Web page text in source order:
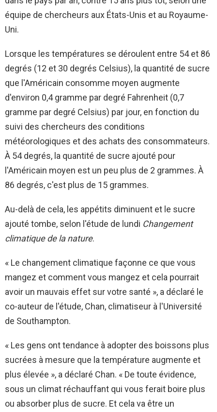
équipe de chercheurs aux États-Unis et au Royaume-
Uni.
Lorsque les températures se déroulent entre 54 et 86
degrés (12 et 30 degrés Celsius), la quantité de sucre
que l'Américain consomme moyen augmente
d'environ 0,4 gramme par degré Fahrenheit (0,7
gramme par degré Celsius) par jour, en fonction du
suivi des chercheurs des conditions
météorologiques et des achats des consommateurs.
À 54 degrés, la quantité de sucre ajouté pour
l'Américain moyen est un peu plus de 2 grammes. À
86 degrés, c'est plus de 15 grammes.
Au-delà de cela, les appétits diminuent et le sucre
ajouté tombe, selon l'étude de lundi Changement
climatique de la nature.
« Le changement climatique façonne ce que vous
mangez et comment vous mangez et cela pourrait
avoir un mauvais effet sur votre santé », a déclaré le
co-auteur de l'étude, Chan, climatiseur à l'Université
de Southampton.
« Les gens ont tendance à adopter des boissons plus
sucrées à mesure que la température augmente et
plus élevée », a déclaré Chan. « De toute évidence,
sous un climat réchauffant qui vous ferait boire plus
ou absorber plus de sucre. Et cela va être un